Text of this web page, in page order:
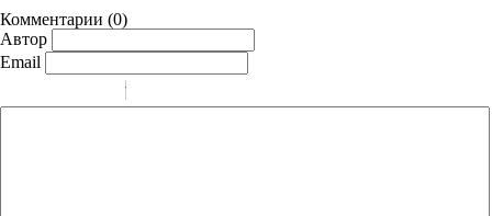
Комментарии (0)
Автор
Email
-
-